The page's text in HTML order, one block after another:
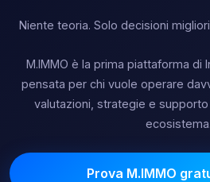
Niente teoria. Solo decisioni
M.IMMO è la prima piattaforma di
pensata per chi vuole operare
valutazioni, strategie e
ecosistema.
Prova M.IMMO